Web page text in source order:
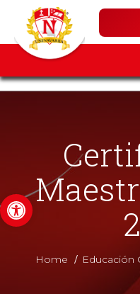
Abrir barra de
Home / Educación